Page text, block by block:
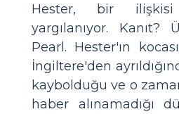
Hester, bir
yargılanıyor. Kanıt?
Pearl. Hester'ın
İngiltere'den
kaybolduğu ve o
haber alınamadığı